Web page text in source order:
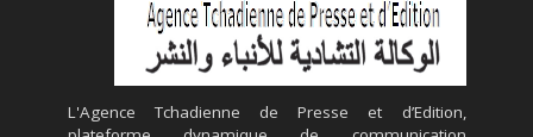
L'Agence Tchadienne de Presse et d’Edition,